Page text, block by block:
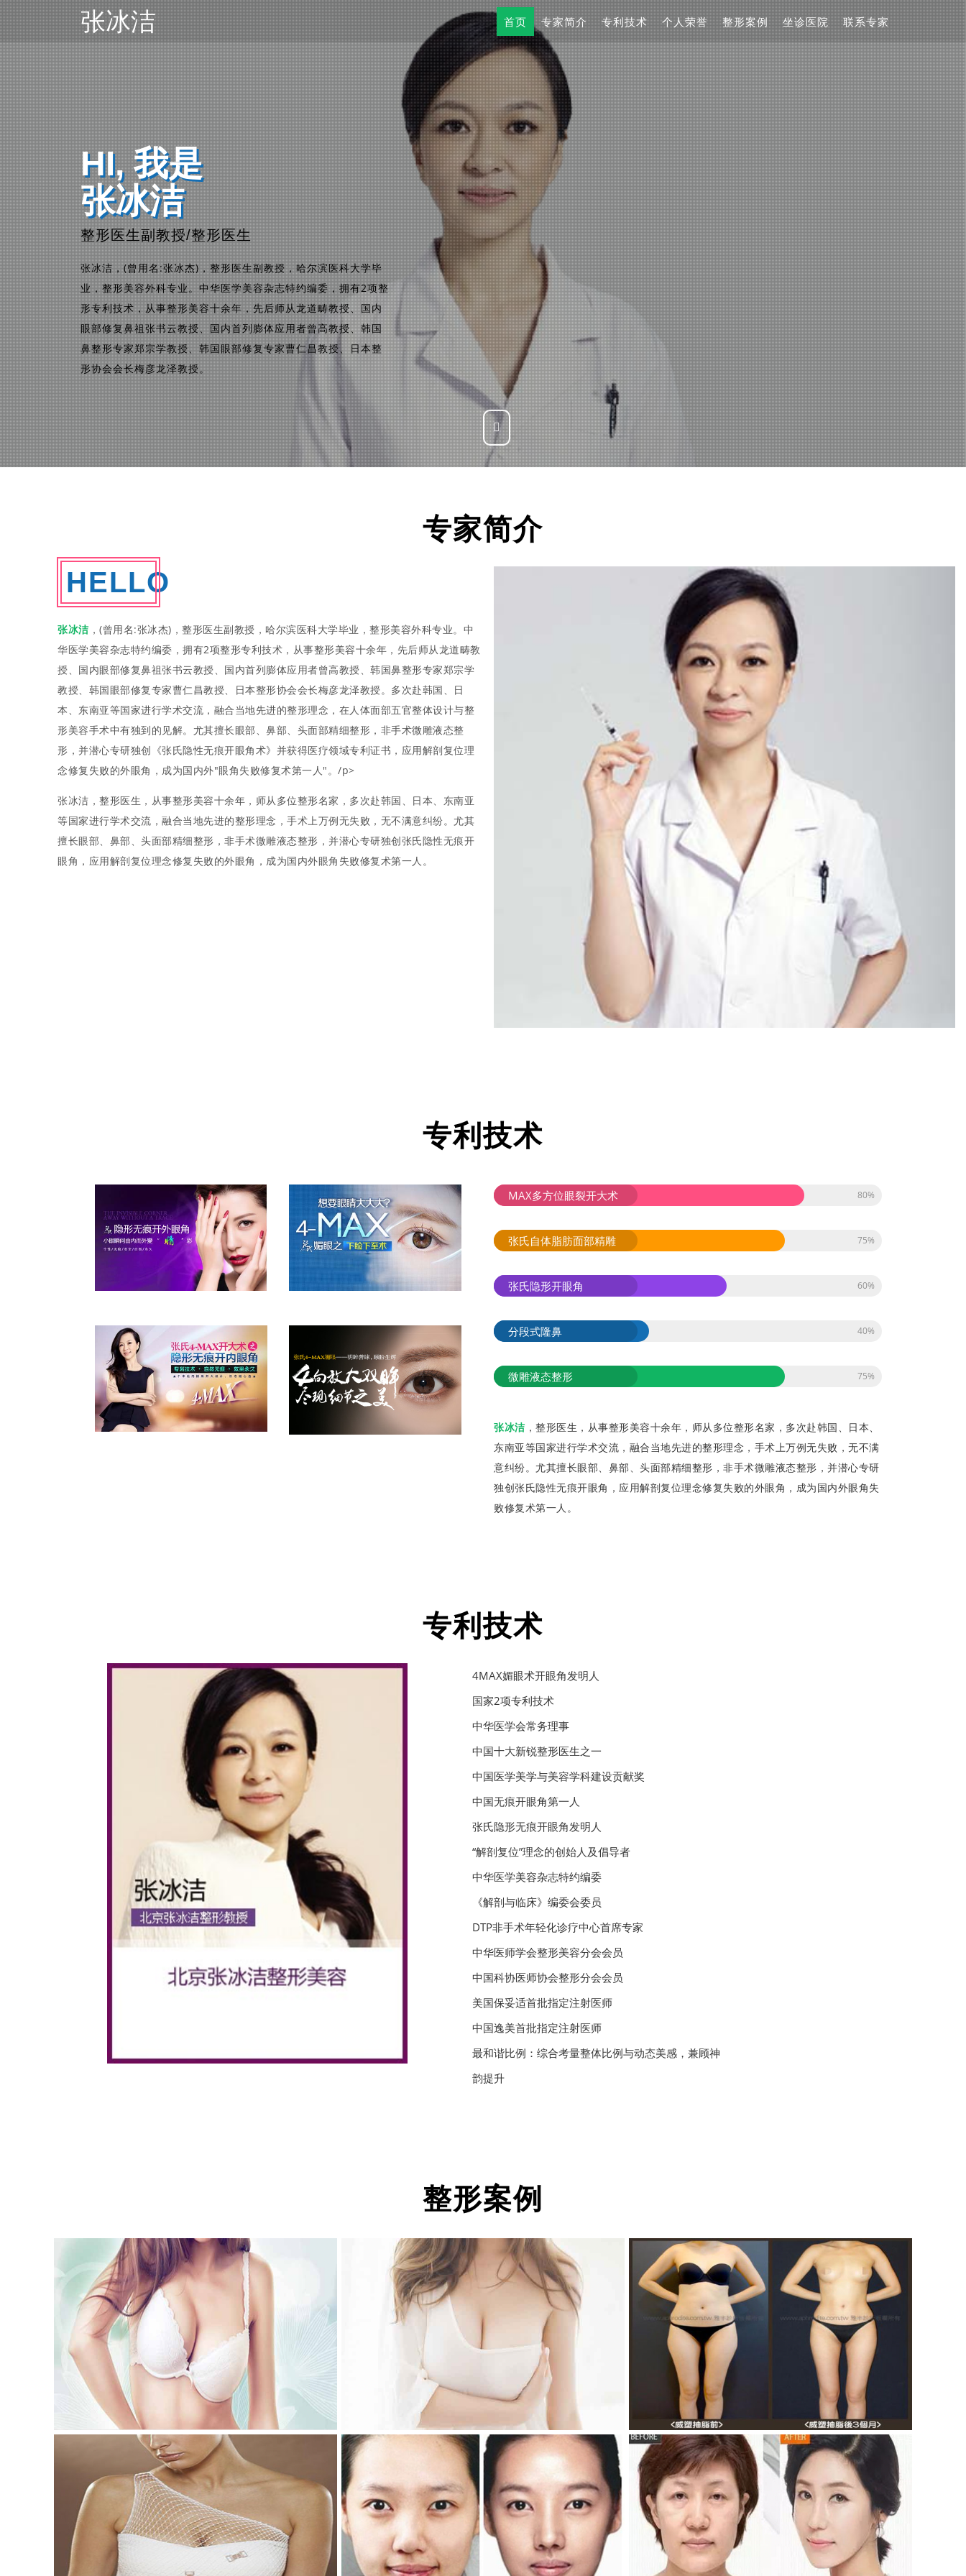
张冰洁 首页 专家简介 专利技术 个人荣誉 整形案例 坐诊医院 联系专家
HI, 我是
张冰洁
整形医生副教授/整形医生
张冰洁，(曾用名:张冰杰)，整形医生副教授，哈尔滨医科大学毕
业，整形美容外科专业。中华医学美容杂志特约编委，拥有2项整
形专利技术，从事整形美容十余年，先后师从龙道畴教授、国内
眼部修复鼻祖张书云教授、国内首列膨体应用者曾高教授、韩国
鼻整形专家郑宗学教授、韩国眼部修复专家曹仁昌教授、日本整
形协会会长梅彦龙泽教授。
专家简介
HELLO
张冰洁 ，(曾用名:张冰杰)，整形医生副教授，哈尔滨医科大学毕业，整形美容外科专业。中
华医学美容杂志特约编委，拥有2项整形专利技术，从事整形美容十余年，先后师从龙道畴教
授、国内眼部修复鼻祖张书云教授、国内首列膨体应用者曾高教授、韩国鼻整形专家郑宗学
教授、韩国眼部修复专家曹仁昌教授、日本整形协会会长梅彦龙泽教授。多次赴韩国、日
本、东南亚等国家进行学术交流，融合当地先进的整形理念，在人体面部五官整体设计与整
形美容手术中有独到的见解。尤其擅长眼部、鼻部、头面部精细整形，非手术微雕液态整
形，并潜心专研独创《张氏隐性无痕开眼角术》并获得医疗领域专利证书，应用解剖复位理
念修复失败的外眼角，成为国内外"眼角失败修复术第一人"。/p>
​张冰洁，整形医生，从事整形美容十余年，师从多位整形名家，多次赴韩国、日本、东南亚
等国家进行学术交流，融合当地先进的整形理念，手术上万例无失败，无不满意纠纷。尤其
擅长眼部、鼻部、头面部精细整形，非手术微雕液态整形，并潜心专研独创张氏隐性无痕开
眼角，应用解剖复位理念修复失败的外眼角，成为国内外眼角失败修复术第一人。
专利技术
MAX多方位眼裂开大术 80%
张氏自体脂肪面部精雕 75%
张氏隐形开眼角 60%
分段式隆鼻 40%
微雕液态整形 75%
张冰洁 ，整形医生，从事整形美容十余年，师从多位整形名家，多次赴韩国、日本、
东南亚等国家进行学术交流，融合当地先进的整形理念，手术上万例无失败，无不满
意纠纷。尤其擅长眼部、鼻部、头面部精细整形，非手术微雕液态整形，并潜心专研
独创张氏隐性无痕开眼角，应用解剖复位理念修复失败的外眼角，成为国内外眼角失
败修复术第一人。
专利技术
4MAX媚眼术开眼角发明人
国家2项专利技术
中华医学会常务理事
中国十大新锐整形医生之一
中国医学美学与美容学科建设贡献奖
中国无痕开眼角第一人
张氏隐形无痕开眼角发明人
“解剖复位”理念的创始人及倡导者
中华医学美容杂志特约编委
《解剖与临床》编委会委员
DTP非手术年轻化诊疗中心首席专家
中华医师学会整形美容分会会员
中国科协医师协会整形分会会员
美国保妥适首批指定注射医师
中国逸美首批指定注射医师
最和谐比例：综合考量整体比例与动态美感，兼顾神
韵提升
整形案例